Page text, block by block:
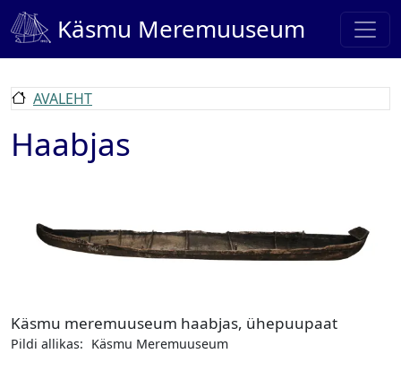
Liigu edasi põhisisu juurde
Käsmu Meremuuseum
AVALEHT
Haabjas
Käsmu meremuuseum haabjas, ühepuupaat
Pildi allikas: Käsmu Meremuuseum